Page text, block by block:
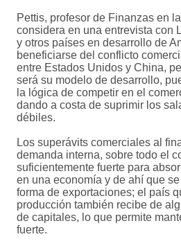
Pettis, profesor de Finanzas en
considera en una entrevista con
y otros países en desarrollo de
beneficiarse del conflicto
entre Estados Unidos y China,
será su modelo de desarrollo,
la lógica de competir en el
dando a costa de suprimir los
débiles.
Los superávits comerciales al
demanda interna, sobre todo el
suficientemente fuerte para
en una economía y de ahí que
forma de exportaciones; el país
producción también recibe de
de capitales, lo que permite
fuerte.